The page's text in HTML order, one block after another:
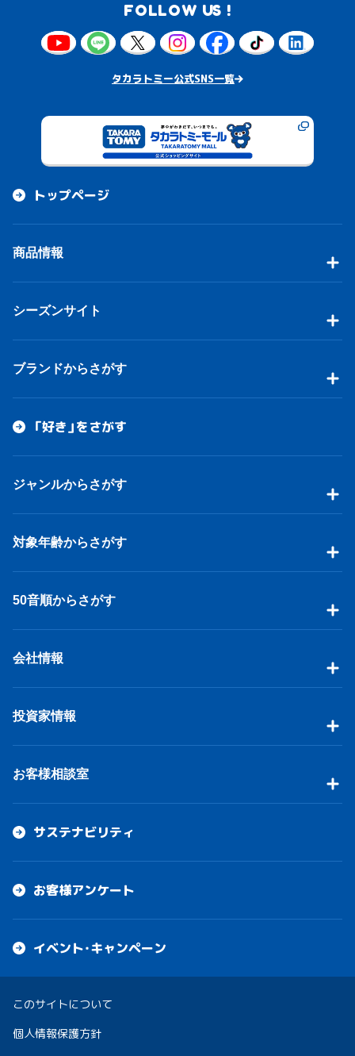
FOLLOW US !
タカラトミー公式SNS一覧
トップページ
商品情報
シーズンサイト
ブランドからさがす
「好き」をさがす
ジャンルからさがす
対象年齢からさがす
50音順からさがす
会社情報
投資家情報
お客様相談室
サステナビリティ
お客様アンケート
イベント・キャンペーン
このサイトについて
個人情報保護方針